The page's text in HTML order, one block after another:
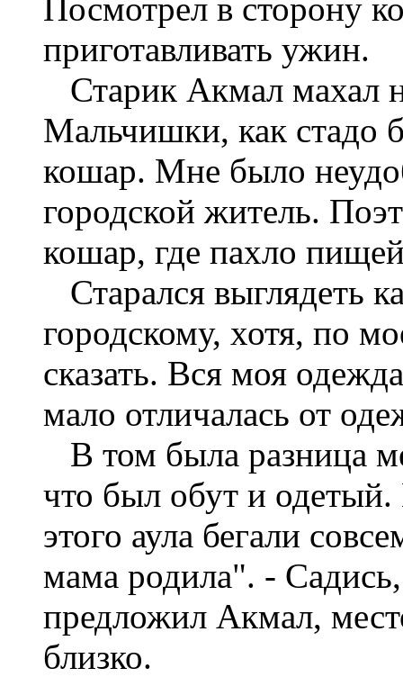
Посмотрел в сторону
приготавливать ужин.
Старик Акмал махал
Мальчишки, как стадо
кошар. Мне было
городской житель.
кошар, где пахло
Старался выглядеть
городскому, хотя, по
сказать. Вся моя
мало отличалась от
В том была разница
что был обут и
этого аула бегали
мама родила". -
предложил Акмал,
близко.